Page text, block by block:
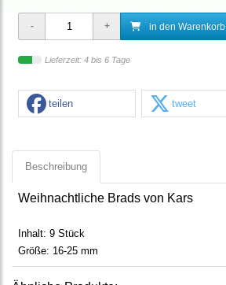
in den Warenkorb
Lieferzeit: 4 bis 6 Tage
teilen tweet
Beschreibung
Weihnachtliche Brads von Kars
Inhalt: 9 Stück
Größe: 16-25 mm